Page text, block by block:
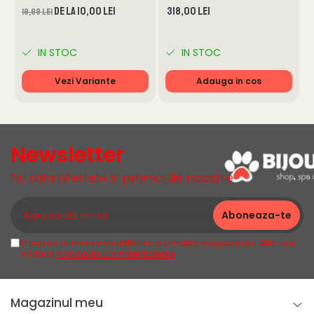
clinoptilolit de origine sedimentară (1g568).
proteină brută - 31%, fibre brute - 3,3%, grăsimi brute - 11%,
cenușă brută - 9%, calciu - 1,2%, fosfor - 0,9%, potasiu - 0,7%,
acizi grași Omega-6 - 2,44%.
trebuie să depășească +25 ⁰C.
19,99 Leide la 10,00 Lei
IN STOC
Vezi Variante
318,00 Lei
IN STOC
Adauga in cos
Newsletter
Nu rata ofertele si promotiile noastre
Vreau sa primesc newsletter cu promotiile magazinului. Afla mai
multe in Politica de Confidentialitate
Magazinul meu